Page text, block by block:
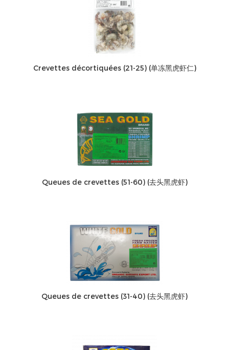
Crevettes décortiquées (21-25) (单冻黑虎虾仁)
Queues de crevettes (51-60) (去头黑虎虾)
Queues de crevettes (31-40) (去头黑虎虾)